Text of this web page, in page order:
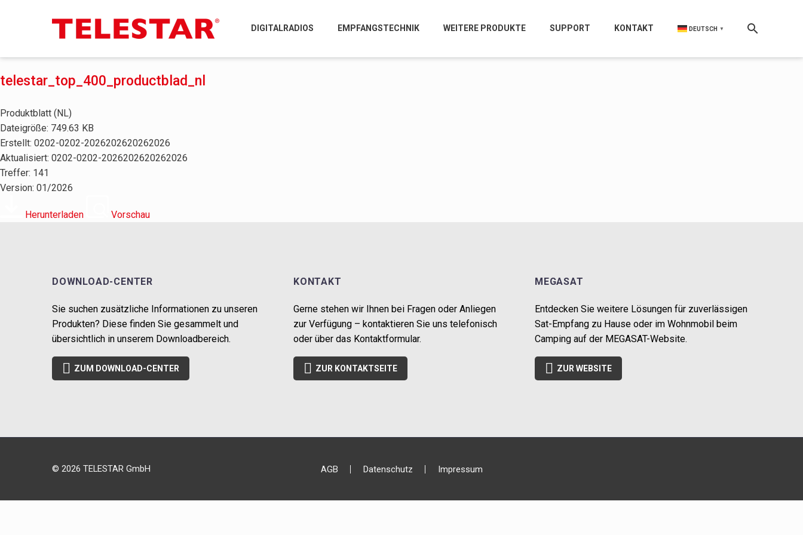
DIGITALRADIOS EMPFANGSTECHNIK WEITERE PRODUKTE SUPPORT KONTAKT DEUTSCH ▼
telestar_top_400_productblad_nl
Produktblatt (NL)
Dateigröße: 749.63 KB
Erstellt: 0202-0202-2026202620262026
Aktualisiert: 0202-0202-2026202620262026
Treffer: 141
Version: 01/2026
Herunterladen Vorschau
DOWNLOAD-CENTER
Sie suchen zusätzliche Informationen zu unseren
Produkten? Diese finden Sie gesammelt und
übersichtlich in unserem Downloadbereich.
 ZUM DOWNLOAD-CENTER
KONTAKT
Gerne stehen wir Ihnen bei Fragen oder Anliegen
zur Verfügung – kontaktieren Sie uns telefonisch
oder über das Kontaktformular.
 ZUR KONTAKTSEITE
MEGASAT
Entdecken Sie weitere Lösungen für zuverlässigen
Sat-Empfang zu Hause oder im Wohnmobil beim
Camping auf der MEGASAT-Website.
 ZUR WEBSITE
AGB Datenschutz Impressum
© 2026 TELESTAR GmbH